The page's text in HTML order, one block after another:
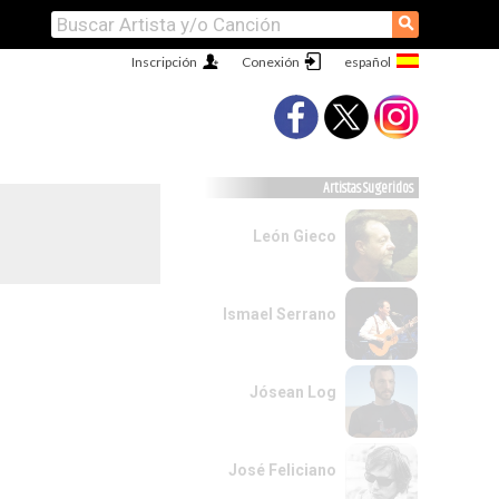
⚲
Conexión
Inscripción
Artistas Sugeridos
León Gieco
Ismael Serrano
Jósean Log
José Feliciano